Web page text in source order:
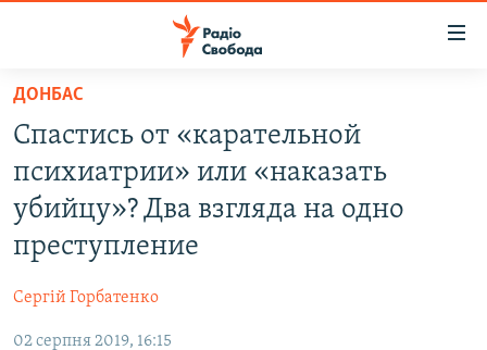
Перейти
основного
матеріалу
Перейти
до
основної
Перейти
до
СТАТТІ
СУСПІЛЬСТВО
ДОНБАС.РЕАЛІЇ
ДОНБАС
Спастись от «карательной
психиатрии» или «наказать
убийцу»? Два взгляда на одно
преступление
Сергій Горбатенко
02 серпня 2019, 16:15